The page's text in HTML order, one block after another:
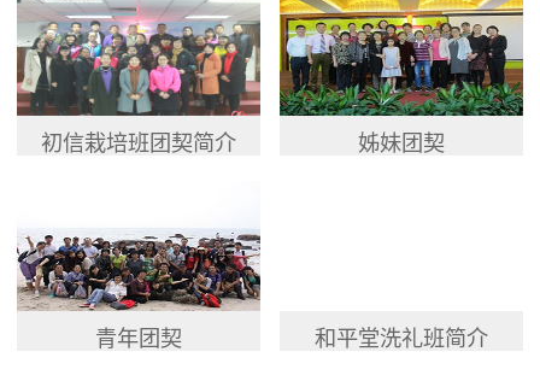
初信栽培班团契简介 姊妹团契
青年团契 和平堂洗礼班简介